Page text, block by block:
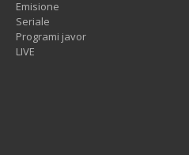
Emisione
Seriale
Programi javor
LIVE